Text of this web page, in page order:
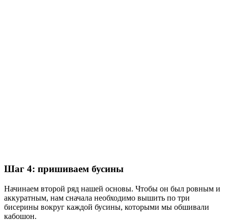
Шаг 4: пришиваем бусины
Начинаем второй ряд нашей основы. Чтобы он был ровным и
аккуратным, нам сначала необходимо вышить по три
бисерины вокруг каждой бусины, которыми мы обшивали
кабошон.